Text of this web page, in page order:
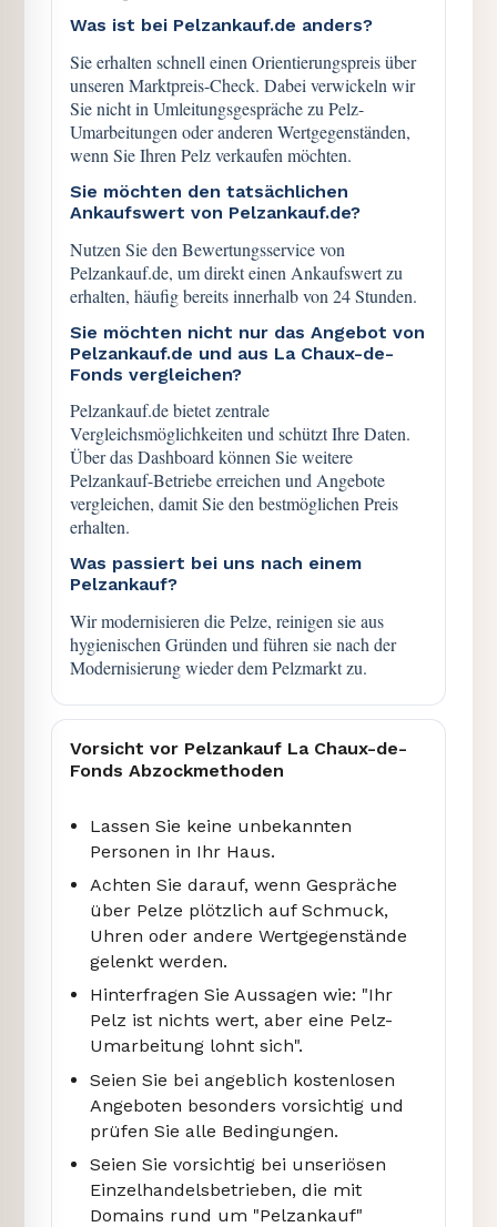
Was ist bei Pelzankauf.de anders?
Sie erhalten schnell einen Orientierungspreis über
unseren Marktpreis-Check. Dabei verwickeln wir
Sie nicht in Umleitungsgespräche zu Pelz-
Umarbeitungen oder anderen Wertgegenständen,
wenn Sie Ihren Pelz verkaufen möchten.
Sie möchten den tatsächlichen
Ankaufswert von Pelzankauf.de?
Nutzen Sie den Bewertungsservice von
Pelzankauf.de, um direkt einen Ankaufswert zu
erhalten, häufig bereits innerhalb von 24 Stunden.
Sie möchten nicht nur das Angebot von
Pelzankauf.de und aus La Chaux-de-
Fonds vergleichen?
Pelzankauf.de bietet zentrale
Vergleichsmöglichkeiten und schützt Ihre Daten.
Über das Dashboard können Sie weitere
Pelzankauf-Betriebe erreichen und Angebote
vergleichen, damit Sie den bestmöglichen Preis
erhalten.
Was passiert bei uns nach einem
Pelzankauf?
Wir modernisieren die Pelze, reinigen sie aus
hygienischen Gründen und führen sie nach der
Modernisierung wieder dem Pelzmarkt zu.
Vorsicht vor Pelzankauf La Chaux-de-
Fonds Abzockmethoden
Lassen Sie keine unbekannten
Personen in Ihr Haus.
Achten Sie darauf, wenn Gespräche
über Pelze plötzlich auf Schmuck,
Uhren oder andere Wertgegenstände
gelenkt werden.
Hinterfragen Sie Aussagen wie: "Ihr
Pelz ist nichts wert, aber eine Pelz-
Umarbeitung lohnt sich".
Seien Sie bei angeblich kostenlosen
Angeboten besonders vorsichtig und
prüfen Sie alle Bedingungen.
Seien Sie vorsichtig bei unseriösen
Einzelhandelsbetrieben, die mit
Domains rund um "Pelzankauf"